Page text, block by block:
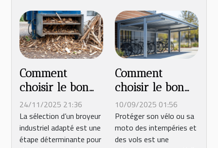
Comment
choisir le bon
broyeur
industriel pour
votre projet de
défrichage ?
24/11/2025 21:36
La sélection d’un broyeur
industriel adapté est une
étape déterminante pour
Comment
choisir le bon
abri métallique
pour votre vélo
ou moto ?
10/09/2025 01:56
Protéger son vélo ou sa
moto des intempéries et
des vols est une